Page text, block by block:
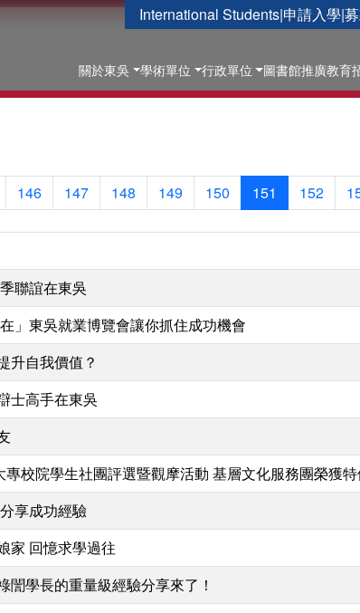
International Students|申請入學|
關於東吳 學術單位 行政單位 圖書館推廣教育
146 147 148 149 150 151 152
聯誼在東吳
」東吳就業博覽會讓你抓住成功機會
升自我價值？
士高手在東吳
校院學生社團評選暨觀摩活動 基層文化服務團榮獲
享成功經驗
家 回憶求學過往
誾學長的重量級經驗分享來了！